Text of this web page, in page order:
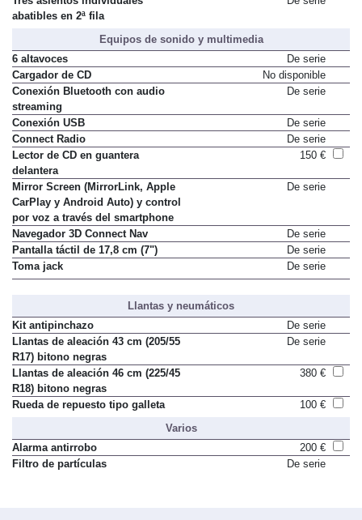
abatibles en 2ª fila
Equipos de sonido y multimedia
6 altavoces
De serie
Cargador de CD
No disponible
Conexión Bluetooth con audio
streaming
De serie
Conexión USB
De serie
Connect Radio
De serie
Lector de CD en guantera
delantera
150 €
Mirror Screen (MirrorLink, Apple
CarPlay y Android Auto) y control
por voz a través del smartphone
De serie
Navegador 3D Connect Nav
De serie
Pantalla táctil de 17,8 cm (7")
De serie
Toma jack
De serie
Llantas y neumáticos
Kit antipinchazo
De serie
Llantas de aleación 43 cm (205/55
R17) bitono negras
De serie
Llantas de aleación 46 cm (225/45
R18) bitono negras
380 €
Rueda de repuesto tipo galleta
100 €
Varios
Alarma antirrobo
200 €
Filtro de partículas
De serie